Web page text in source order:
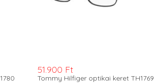
51.900 Ft
Tommy Hilfiger optikai keret TH1769